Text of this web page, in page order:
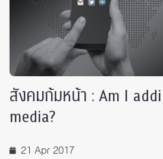
สังคมก้มหน้า : Am I
media?
21 Apr 2017